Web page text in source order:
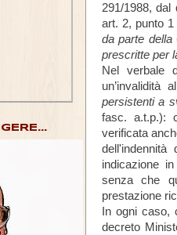
291/1988,
art. 2, punto
da parte della
prescritte per
Nel verbale
un’invalidità
persistenti a
fasc. a.t.p.):
verificata
indicazione
senza che
prestazione
In ogni caso,
decreto